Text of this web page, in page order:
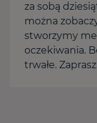
za sobą
można
stworzymy
oczekiwania.
trwałe.